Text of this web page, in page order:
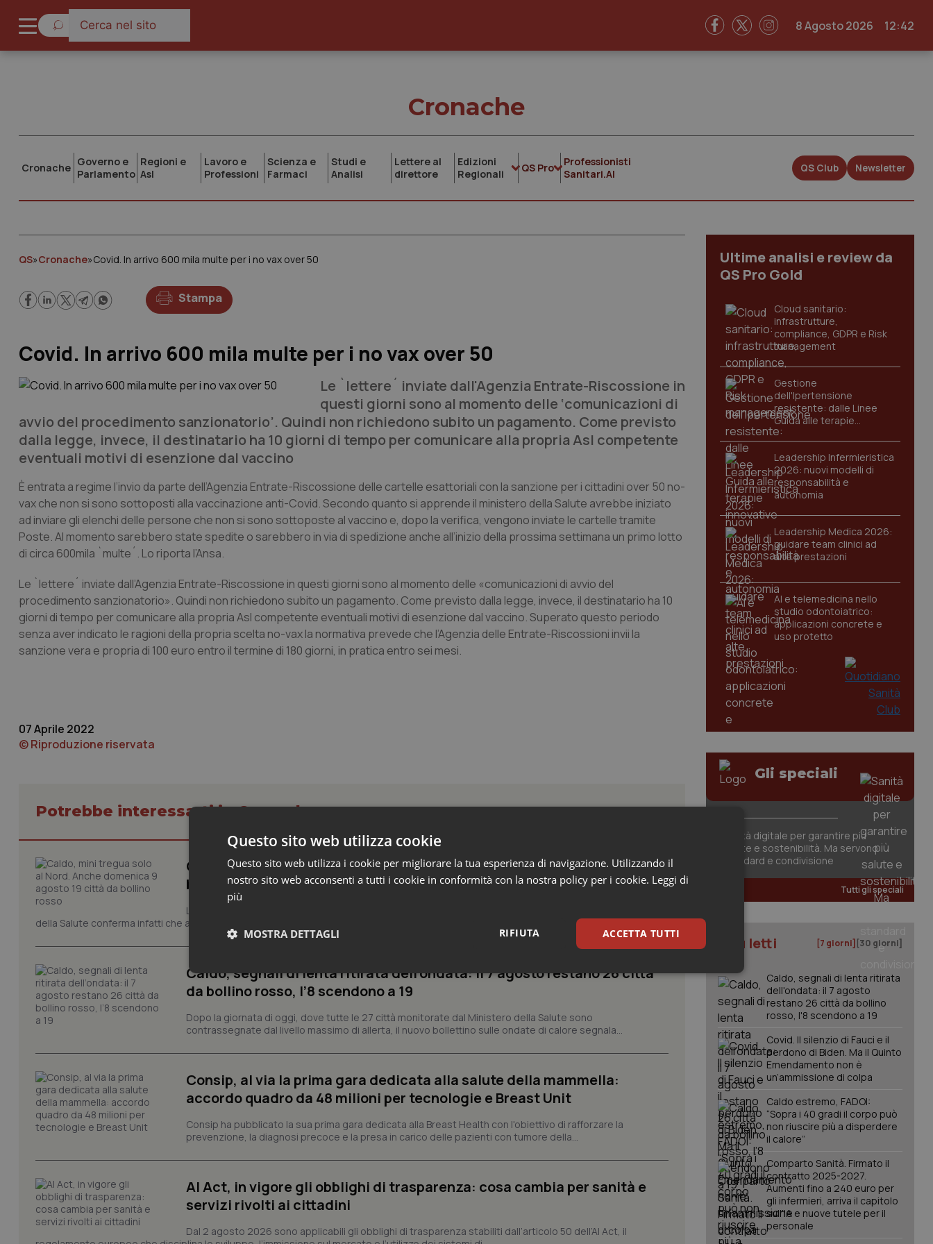
8 Agosto 2026 12:42
Cronache
Cronache Governo e
Parlamento
Regioni e
Asl
Lavoro e
Professioni
Scienza e
Farmaci
Studi e
Analisi
Lettere al
direttore
Edizioni
Regionali
QS Pro
Professionisti
Sanitari.AI
QS Club Newsletter
QS»Cronache»Covid. In arrivo 600 mila multe per i no vax over 50
Stampa
Covid. In arrivo 600 mila multe per i no vax over 50
Le `lettere´ inviate dall'Agenzia Entrate-Riscossione in
questi giorni sono al momento delle ‘comunicazioni di
avvio del procedimento sanzionatorio’. Quindi non richiedono subito un pagamento. Come previsto
dalla legge, invece, il destinatario ha 10 giorni di tempo per comunicare alla propria Asl competente
eventuali motivi di esenzione dal vaccino
È entrata a regime l’invio da parte dell’Agenzia Entrate-Riscossione delle cartelle esattoriali con la sanzione per i cittadini over 50 no-
vax che non si sono sottoposti alla vaccinazione anti-Covid. Secondo quanto si apprende il ministero della Salute avrebbe iniziato
ad inviare gli elenchi delle persone che non si sono sottoposte al vaccino e, dopo la verifica, vengono inviate le cartelle tramite
Poste. Al momento sarebbero state spedite o sarebbero in via di spedizione anche all’inizio della prossima settimana un primo lotto
di circa 600mila `multe´. Lo riporta l’Ansa.
Le `lettere´ inviate dall’Agenzia Entrate-Riscossione in questi giorni sono al momento delle «comunicazioni di avvio del
procedimento sanzionatorio». Quindi non richiedono subito un pagamento. Come previsto dalla legge, invece, il destinatario ha 10
giorni di tempo per comunicare alla propria Asl competente eventuali motivi di esenzione dal vaccino. Superato questo periodo
senza aver indicato le ragioni della propria scelta no-vax la normativa prevede che l’Agenzia delle Entrate-Riscossioni invii la
sanzione vera e propria di 100 euro entro il termine di 180 giorni, in pratica entro sei mesi.
07 Aprile 2022
© Riproduzione riservata
Potrebbe interessarti in Cronache
Caldo, mini tregua solo al Nord. Anche domenica 9 agosto 19 città da
bollino rosso
La quarta ondata di calore continua a interessare gran parte dell'Italia. Il nuovo bollettino del Ministero
della Salute conferma infatti che anche domenica 9 agosto saranno 19 le città contrassegnate...
Caldo, segnali di lenta ritirata dell’ondata: il 7 agosto restano 26 città
da bollino rosso, l’8 scendono a 19
Dopo la giornata di oggi, dove tutte le 27 città monitorate dal Ministero della Salute sono
contrassegnate dal livello massimo di allerta, il nuovo bollettino sulle ondate di calore segnala...
Consip, al via la prima gara dedicata alla salute della mammella:
accordo quadro da 48 milioni per tecnologie e Breast Unit
Consip ha pubblicato la sua prima gara dedicata alla Breast Health con l'obiettivo di rafforzare la
prevenzione, la diagnosi precoce e la presa in carico delle pazienti con tumore della...
AI Act, in vigore gli obblighi di trasparenza: cosa cambia per sanità e
servizi rivolti ai cittadini
Dal 2 agosto 2026 sono applicabili gli obblighi di trasparenza stabiliti dall’articolo 50 dell’AI Act, il
Ultime analisi e review da
QS Pro Gold
Cloud sanitario:
infrastrutture,
compliance, GDPR e Risk
management
Gestione
dell'Ipertensione
resistente: dalle Linee
Guida alle terapie
innovative
Leadership Infermieristica
2026: nuovi modelli di
responsabilità e
autonomia
Leadership Medica 2026:
guidare team clinici ad
alte prestazioni
AI e telemedicina nello
studio odontoiatrico:
applicazioni concrete e
uso protetto
Gli speciali
Sanità digitale per garantire più
salute e sostenibilità. Ma servono
standard e condivisione
Tutti gli speciali
I più letti [7 giorni] [30 giorni]
Caldo, segnali di lenta ritirata
dell'ondata: il 7 agosto
restano 26 città da bollino
rosso, l'8 scendono a 19
Covid. Il silenzio di Fauci e il
perdono di Biden. Ma il Quinto
Emendamento non è
un’ammissione di colpa
Caldo estremo, FADOI:
“Sopra i 40 gradi il corpo può
non riuscire più a disperdere
il calore”
Comparto Sanità. Firmato il
contratto 2025-2027.
Aumenti fino a 240 euro per
gli infermieri, arriva il capitolo
sull'IA e nuove tutele per il
personale
Questo sito web utilizza cookie
Questo sito web utilizza i cookie per migliorare la tua esperienza di navigazione. Utilizzando il
nostro sito web acconsenti a tutti i cookie in conformità con la nostra policy per i cookie. Leggi di
più
ACCETTA TUTTI
RIFIUTA
MOSTRA DETTAGLI
Necessari Statistici Marketing
I cookie necessari contribuiscono a rendere fruibile il sito web abilitandone funzionalità di base quali la navigazione sulle pagine
e l'accesso alle aree protette del sito. Il sito web non è in grado di funzionare correttamente senza questi cookie.
Nome
Fornitore/ Dominio Scadenza
Descrizione
.youtube.com
settimane
scelte di consenso e privacy dell'utente per la loro
del visitatore riguardo a varie politiche e
impostazioni sulla privacy, garantendo che le loro
preferenze siano onorate nelle sessioni future.
www.quotidianosanita.it
settimane
Script.com per ricordare le preferenze di consenso
sui cookie dei visitatori. È necessario che il banner